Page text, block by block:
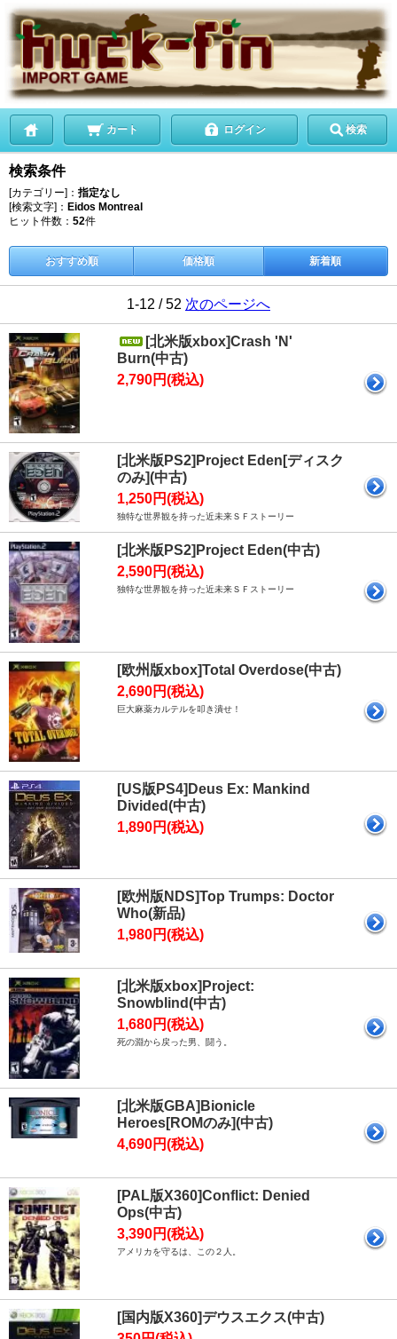
カート ログイン 検索
検索条件
[カテゴリー]： 指定なし
[検索文字]： Eidos Montreal
ヒット件数： 52件
おすすめ順 価格順 新着順
1-12 / 52 次のページへ
[北米版xbox]Crash 'N'
Burn(中古)
2,790円(税込)
[北米版PS2]Project Eden[ディスク
のみ](中古)
1,250円(税込)
独特な世界観を持った近未来ＳＦストーリー
[北米版PS2]Project Eden(中古)
2,590円(税込)
独特な世界観を持った近未来ＳＦストーリー
[欧州版xbox]Total Overdose(中古)
2,690円(税込)
巨大麻薬カルテルを叩き潰せ！
[US版PS4]Deus Ex: Mankind
Divided(中古)
1,890円(税込)
[欧州版NDS]Top Trumps: Doctor
Who(新品)
1,980円(税込)
[北米版xbox]Project:
Snowblind(中古)
1,680円(税込)
死の淵から戻った男、闘う。
[北米版GBA]Bionicle
Heroes[ROMのみ](中古)
4,690円(税込)
[PAL版X360]Conflict: Denied
Ops(中古)
3,390円(税込)
アメリカを守るは、この２人。
[国内版X360]デウスエクス(中古)